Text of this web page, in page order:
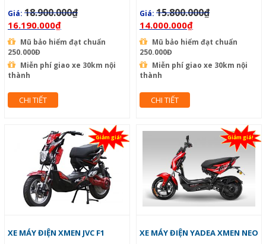
Giá: 18.900.000₫
16.190.000₫
Mũ bảo hiểm đạt chuẩn
250.000Đ
Miễn phí giao xe 30km nội
thành
CHI TIẾT
Giá: 15.800.000₫
14.000.000₫
Mũ bảo hiểm đạt chuẩn
250.000Đ
Miễn phí giao xe 30km nội
thành
CHI TIẾT
Giảm giá!
XE MÁY ĐIỆN XMEN JVC F1
Giảm giá!
XE MÁY ĐIỆN YADEA XMEN NEO